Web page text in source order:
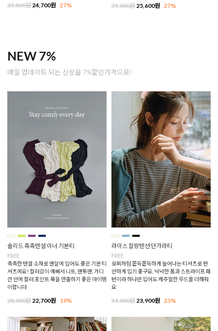
33,800원24,700원 27% 35,000원25,600원 27%
NEW 7%
매일 업데이트 되는 신상을 7%할인가격으로!
솔리드 촉촉텐셜 이너 기본티
FREE
촉촉한 텐셀 소재로 맨살에 입어도 좋은 기본 티
셔츠에요! 컬러감이 예뻐서 니트, 맨투맨, 가디
건 안에 컬러 포인트 룩을 연출하기 좋은 아이템
이랍니다
28,000원22,700원 19%
라이스 찰랑텐션 단가라티
FREE
모찌처럼 쫀득쫀득하게 늘어나는 티셔츠로 편
안하게 입기 좋구요, 넉넉한 품과 스트라이프 패
턴이라 하나만 입어도 캐주얼한 무드를 더해줘
요
31,000원23,900원 23%